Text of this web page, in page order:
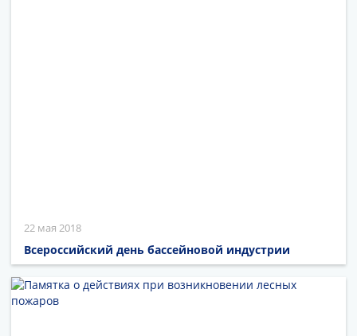
22 мая 2018
Всероссийский день бассейновой индустрии